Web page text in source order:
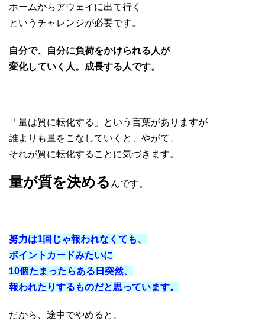
ホームからアウェイに出て行く
というチャレンジが必要です。
自分で、自分に負荷をかけられる人が
変化していく人。成長する人です。
「量は質に転化する」という言葉がありますが
誰よりも量をこなしていくと、やがて、
それが質に転化することに気づきます。
量が質を決める んです。
努力は1回じゃ報われなくても、
ポイントカードみたいに
10個たまったらある日突然、
報われたりするものだと思っています。
だから、途中でやめると、